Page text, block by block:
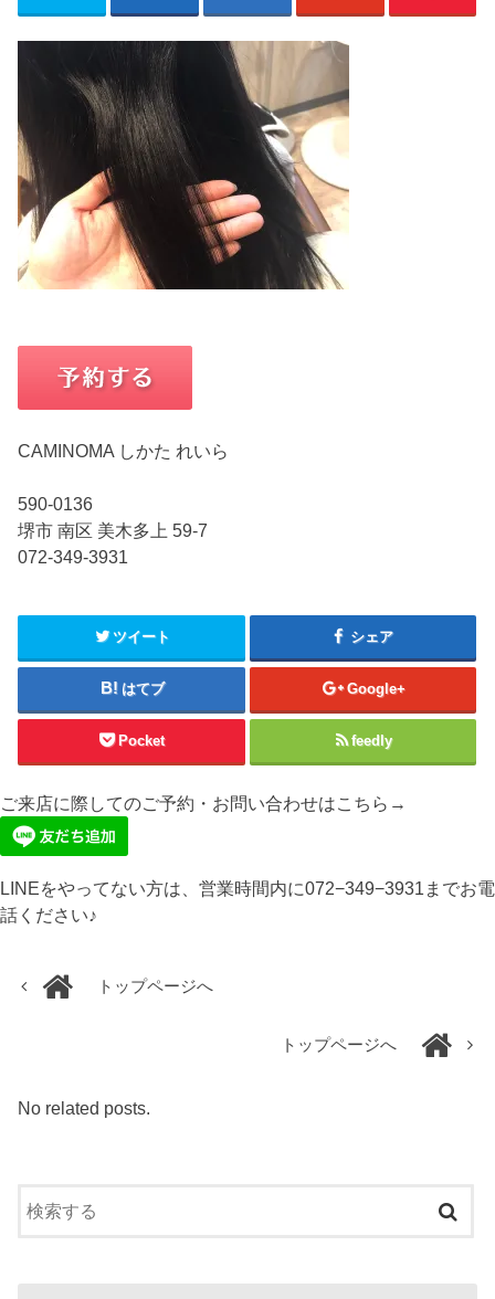
CAMINOMA しかた れいら
590-0136
堺市 南区 美木多上 59-7
072-349-3931
ツイート シェア
はてブ Google+
Pocket feedly
ご来店に際してのご予約・お問い合わせはこちら→
LINEをやってない方は、営業時間内に072−349−3931までお電
話ください♪
トップページへ
トップページへ
No related posts.